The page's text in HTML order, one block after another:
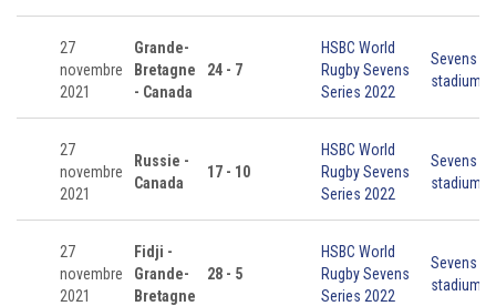
27
novembre
2021
Grande-
Bretagne
- Canada
24 - 7
HSBC World
Rugby Sevens
Series 2022
Sevens
stadium
27
novembre
2021
Russie -
Canada
17 - 10
HSBC World
Rugby Sevens
Series 2022
Sevens
stadium
27
novembre
2021
Fidji -
Grande-
Bretagne
28 - 5
HSBC World
Rugby Sevens
Series 2022
Sevens
stadium